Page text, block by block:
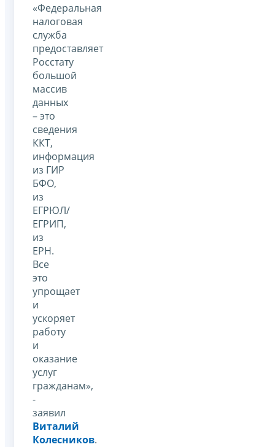
«Федеральная
налоговая
служба
предоставляет
Росстату
большой
массив
данных
– это
сведения
ККТ,
информация
из ГИР
БФО,
из
ЕГРЮЛ/
ЕГРИП,
из
ЕРН.
Все
это
упрощает
и
ускоряет
работу
и
оказание
услуг
гражданам»,
-
заявил
Виталий
Колесников.